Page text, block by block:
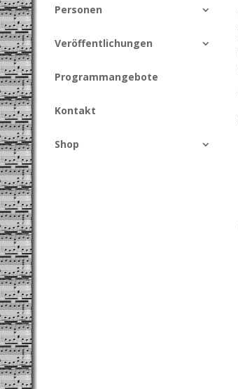
Personen
Veröffentlichungen
Programmangebote
Kontakt
Shop